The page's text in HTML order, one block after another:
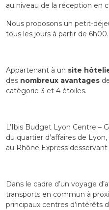
au niveau de la réception en
Nous proposons un petit-
tous les jours à partir de 6h00.
Appartenant à un site
des nombreux avantages
catégorie 3 et 4 étoiles.
L’Ibis Budget Lyon Centre –
du quartier d’affaires de
au Rhône Express
Dans le cadre d’un voyage
transports en commun à
principaux centres d’intérêts